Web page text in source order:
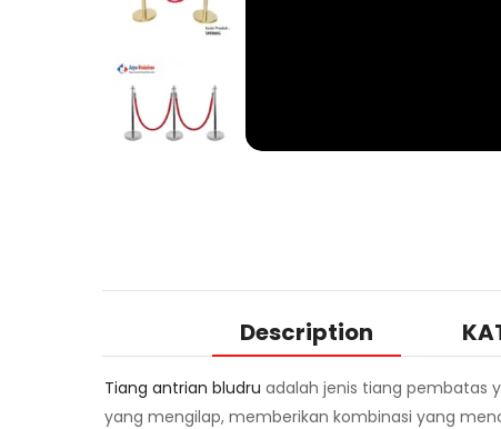
Description
Tiang antrian bludru adalah jenis tiang pembatas
yang mengilap, memberikan kombinasi yang